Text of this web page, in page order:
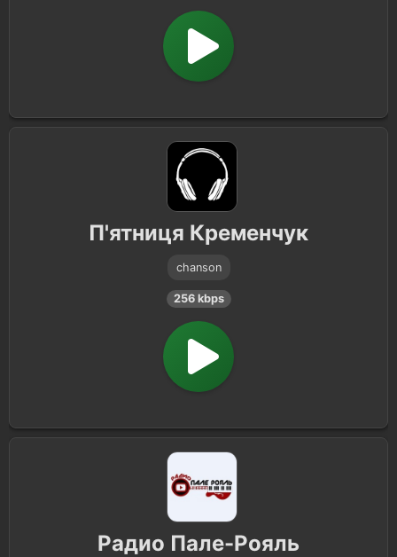
П'ятниця Кременчук
chanson
256 kbps
Радио Пале-Рояль